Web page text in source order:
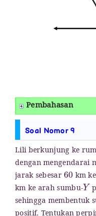
Pembahasan
Soal Nomor 9
Lili berkunjung ke
dengan mengendarai
jarak sebesar60km
km ke arah sumbu-Y
sehingga membentuk